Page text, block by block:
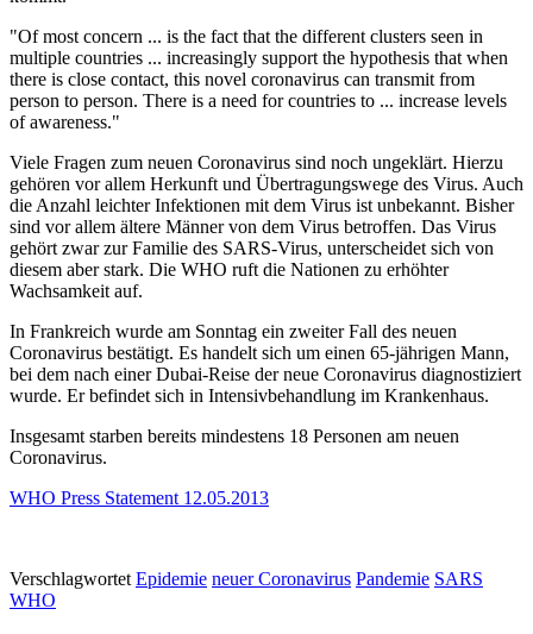
"Of most concern ... is the fact that the different clusters seen in
multiple countries ... increasingly support the hypothesis that when
there is close contact, this novel coronavirus can transmit from
person to person. There is a need for countries to ... increase levels
of awareness."
Viele Fragen zum neuen Coronavirus sind noch ungeklärt. Hierzu
gehören vor allem Herkunft und Übertragungswege des Virus. Auch
die Anzahl leichter Infektionen mit dem Virus ist unbekannt. Bisher
sind vor allem ältere Männer von dem Virus betroffen. Das Virus
gehört zwar zur Familie des SARS-Virus, unterscheidet sich von
diesem aber stark. Die WHO ruft die Nationen zu erhöhter
Wachsamkeit auf.
In Frankreich wurde am Sonntag ein zweiter Fall des neuen
Coronavirus bestätigt. Es handelt sich um einen 65-jährigen Mann,
bei dem nach einer Dubai-Reise der neue Coronavirus diagnostiziert
wurde. Er befindet sich in Intensivbehandlung im Krankenhaus.
Insgesamt starben bereits mindestens 18 Personen am neuen
Coronavirus.
WHO Press Statement 12.05.2013
Verschlagwortet Epidemie neuer Coronavirus Pandemie SARS
WHO